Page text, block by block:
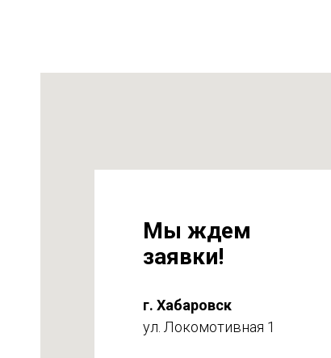
Мы ждем
заявки!
г. Хабаровск
ул. Локомотивная 1